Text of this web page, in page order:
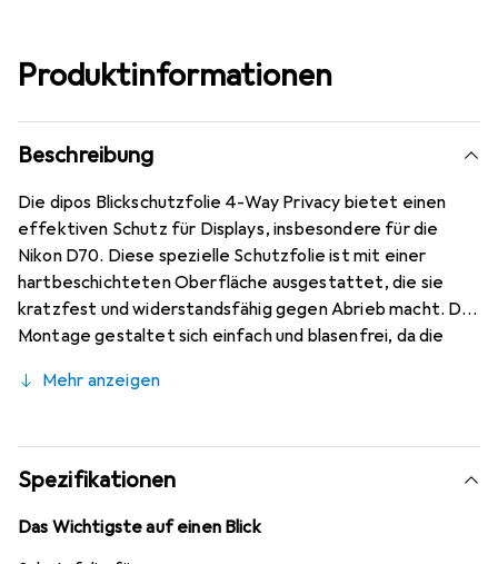
Produktinformationen
Beschreibung
Die dipos Blickschutzfolie 4-Way Privacy bietet einen
effektiven Schutz für Displays, insbesondere für die
Nikon D70. Diese spezielle Schutzfolie ist mit einer
hartbeschichteten Oberfläche ausgestattet, die sie
kratzfest und widerstandsfähig gegen Abrieb macht. Die
Montage gestaltet sich einfach und blasenfrei, da die
anpasst und die Luft verdrängt. Zudem ist die Folie
Handhabung ermöglicht. Der integrierte 4-Wege
Sichtschutz sorgt dafür, dass Inhalte sowohl im Hoch- als
auch im Querformat vor neugierigen Blicken geschützt
sind. Hergestellt in Deutschland, garantiert die Folie
Mehr anzeigen
Spezifikationen
Das Wichtigste auf einen Blick